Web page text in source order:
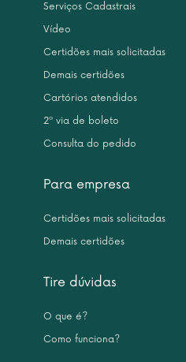
Serviços Cadastrais
Vídeo
Certidões mais solicitadas
Demais certidões
Cartórios atendidos
2ª via de boleto
Consulta do pedido
Para empresa
Certidões mais solicitadas
Demais certidões
Tire dúvidas
O que é?
Como funciona?